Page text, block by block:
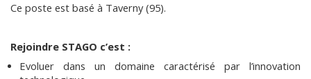
Ce poste est basé à Taverny (95).
Rejoindre STAGO c’est :
Evoluer dans un domaine caractérisé par l’innovation